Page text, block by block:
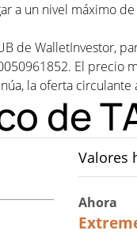
a un nivel máximo
de WalletInvestor,
El precio
la oferta
de
Valores
Ahora